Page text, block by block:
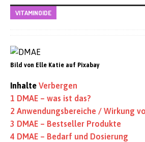
VITAMINOIDE
Bild von Elle Katie auf Pixabay
Inhalte Verbergen
1 DMAE – was ist das?
2 Anwendungsbereiche / Wirkung
3 DMAE – Bestseller Produkte
4 DMAE – Bedarf und Dosierung